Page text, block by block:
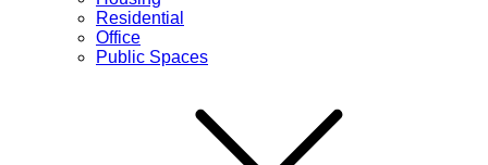
Residential
Office
Public Spaces